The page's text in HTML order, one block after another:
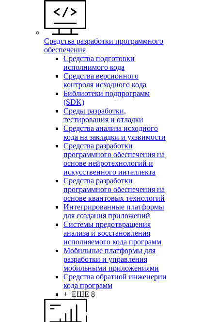
Средства разработки программного
обеспечения
Средства подготовки
исполнимого кода
Средства версионного
контроля исходного кода
Библиотеки подпрограмм
(SDK)
Среды разработки,
тестирования и отладки
Средства анализа исходного
кода на закладки и уязвимости
Средства разработки
программного обеспечения на
основе нейротехнологий и
искусственного интеллекта
Средства разработки
программного обеспечения на
основе квантовых технологий
Интегрированные платформы
для создания приложений
Системы предотвращения
анализа и восстановления
исполняемого кода программ
Мобильные платформы для
разработки и управления
мобильными приложениями
Средства обратной инженерии
кода программ
+ ЕЩЕ 8